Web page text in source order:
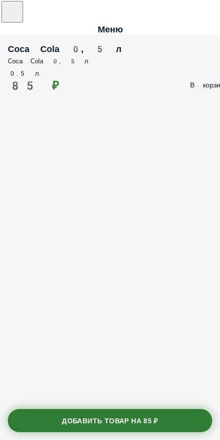
Меню
Coca Cola 0, 5 л
Coca Cola 0, 5 л
0.5 л.
85 ₽ В
ДОБАВИТЬ ТОВАР НА85 ₽